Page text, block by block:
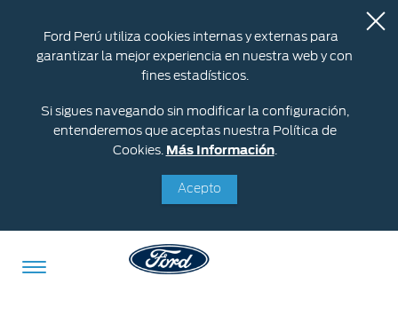
Ford Perú utiliza cookies internas y externas para
garantizar la mejor experiencia en nuestra web y con
fines estadísticos.
Si sigues navegando sin modificar la configuración,
entenderemos que aceptas nuestra Política de
Cookies. Más Información.
Acepto